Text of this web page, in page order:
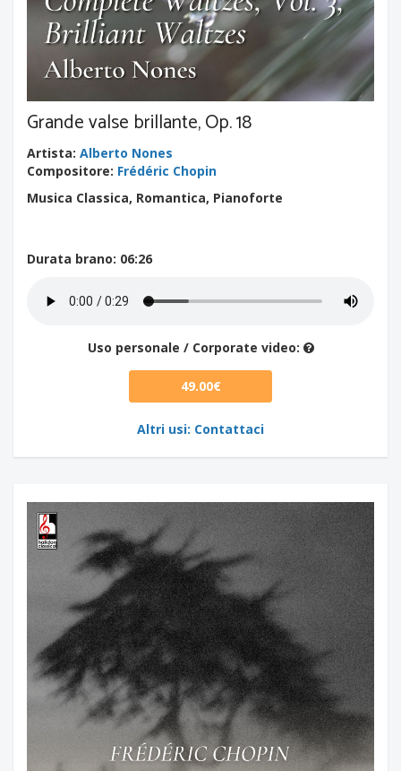
Grande valse brillante, Op. 18
Artista: Alberto Nones
Compositore: Frédéric Chopin
Musica Classica, Romantica, Pianoforte
Durata brano: 06:26
Uso personale / Corporate video:
49.00€
Altri usi: Contattaci